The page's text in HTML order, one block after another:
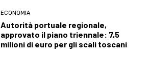
ECONOMIA
Autorità portuale regionale,
approvato il piano triennale: 7,5
milioni di euro per gli scali toscani